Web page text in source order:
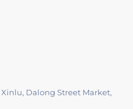
Xinlu, Dalong Street Market,